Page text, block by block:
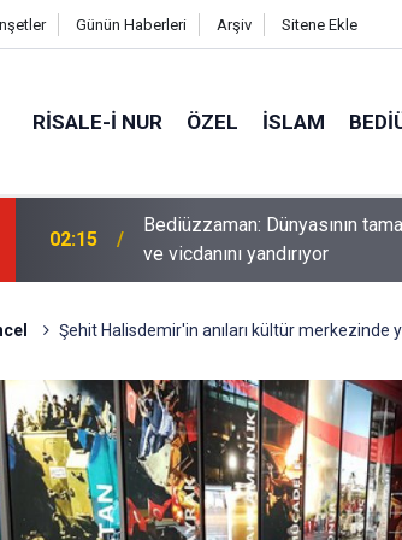
Günün Haberleri Arşiv Sitene Ekle
RISALE-I NUR ÖZEL İSLAM
01:45 Paçalarını yerde
Şehit Halisdemir'in anıları kültür merkezinde